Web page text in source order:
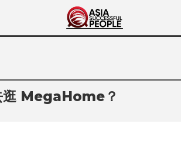
Asia Successful
亚洲成功人士的传奇故事
逛 MegaHome？